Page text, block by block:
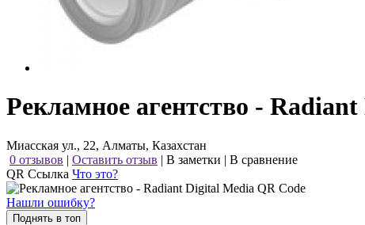
Рекламное агентство -
Миасская ул., 22, Алматы, Казахстан
0 отзывов | Оставить отзыв | В заметки | В сравнение
QR Ссылка Что это?
Нашли ошибку?
Поднять в топ